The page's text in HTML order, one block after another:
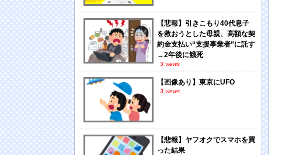
【悲報】引きこもり40代息子
を救おうとした母親、高額な契
約金支払い“支援事業者”に託す
→2年後に餓死
3 views
【画像あり】東京にUFO
3 views
【悲報】ヤフオクでスマホを買
った結果